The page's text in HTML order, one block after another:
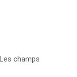
Les champs